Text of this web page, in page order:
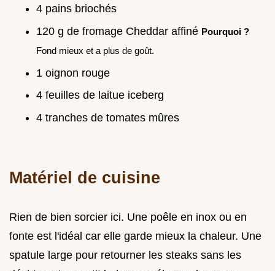
4 pains briochés
120 g de fromage Cheddar affiné Pourquoi ?
Fond mieux et a plus de goût.
1 oignon rouge
4 feuilles de laitue iceberg
4 tranches de tomates mûres
Matériel de cuisine
Rien de bien sorcier ici. Une poêle en inox ou en
fonte est l'idéal car elle garde mieux la chaleur. Une
spatule large pour retourner les steaks sans les